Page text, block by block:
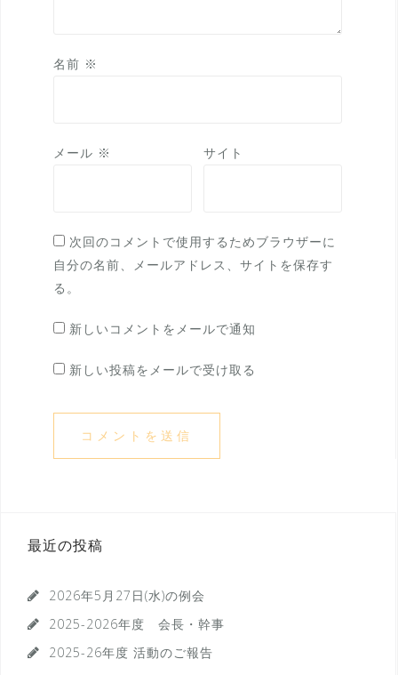
名前 ※
メール ※ サイト
次回のコメントで使用するためブラウザーに
自分の名前、メールアドレス、サイトを保存す
る。
新しいコメントをメールで通知
新しい投稿をメールで受け取る
最近の投稿
2026年5月27日(水)の例会
2025-2026年度 会長・幹事
2025-26年度 活動のご報告